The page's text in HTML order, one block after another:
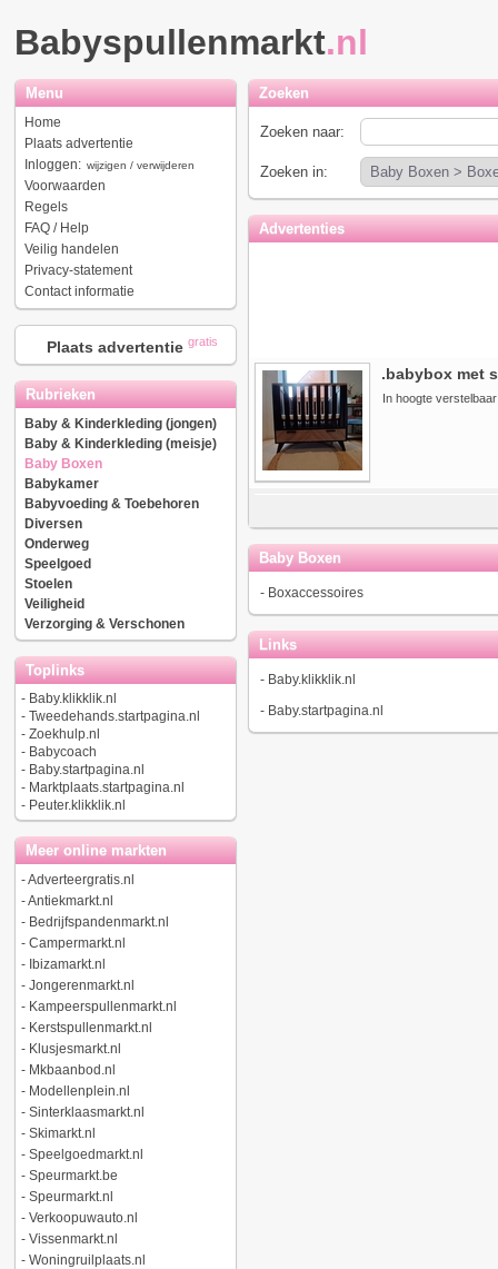
Babyspullenmarkt.nl
Menu
Home
Plaats advertentie
Inloggen: wijzigen / verwijderen
Voorwaarden
Regels
FAQ / Help
Veilig handelen
Privacy-statement
Contact informatie
Plaats advertentie gratis
Rubrieken
Baby & Kinderkleding (jongen)
Baby & Kinderkleding (meisje)
Baby Boxen
Babykamer
Babyvoeding & Toebehoren
Diversen
Onderweg
Speelgoed
Stoelen
Veiligheid
Verzorging & Verschonen
Toplinks
- Baby.klikklik.nl
- Tweedehands.startpagina.nl
- Zoekhulp.nl
- Babycoach
- Baby.startpagina.nl
- Marktplaats.startpagina.nl
- Peuter.klikklik.nl
Meer online markten
-Adverteergratis.nl
-Antiekmarkt.nl
- Bedrijfspandenmarkt.nl
- Campermarkt.nl
- Ibizamarkt.nl
- Jongerenmarkt.nl
- Kampeerspullenmarkt.nl
- Kerstspullenmarkt.nl
- Klusjesmarkt.nl
- Mkbaanbod.nl
- Modellenplein.nl
- Sinterklaasmarkt.nl
- Skimarkt.nl
- Speelgoedmarkt.nl
- Speurmarkt.be
- Speurmarkt.nl
- Verkoopuwauto.nl
- Vissenmarkt.nl
- Woningruilplaats.nl
Zoeken
Zoeken naar:
Zoeken in:
Advertenties
.babybox met
In hoogte
Baby Boxen
- Boxaccessoires
Links
- Baby.klikklik.nl
- Baby.startpagina.nl